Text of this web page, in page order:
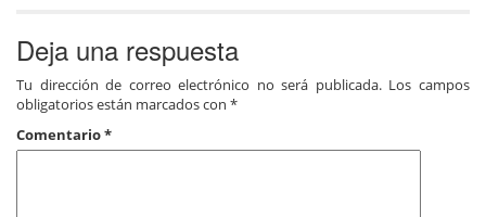
Deja una respuesta
Tu dirección de correo electrónico no será publicada. Los campos
obligatorios están marcados con *
Comentario*